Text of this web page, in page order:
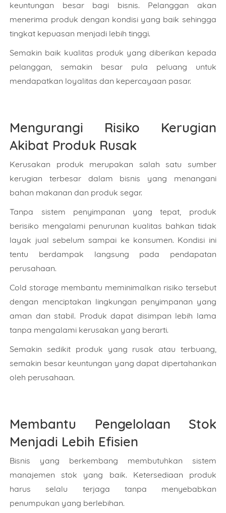
keuntungan besar bagi bisnis. Pelanggan akan
menerima produk dengan kondisi yang baik sehingga
tingkat kepuasan menjadi lebih tinggi.
Semakin baik kualitas produk yang diberikan kepada
pelanggan, semakin besar pula peluang untuk
mendapatkan loyalitas dan kepercayaan pasar.
Mengurangi Risiko Kerugian
Akibat Produk Rusak
Kerusakan produk merupakan salah satu sumber
kerugian terbesar dalam bisnis yang menangani
bahan makanan dan produk segar.
Tanpa sistem penyimpanan yang tepat, produk
berisiko mengalami penurunan kualitas bahkan tidak
layak jual sebelum sampai ke konsumen. Kondisi ini
tentu berdampak langsung pada pendapatan
perusahaan.
Cold storage membantu meminimalkan risiko tersebut
dengan menciptakan lingkungan penyimpanan yang
aman dan stabil. Produk dapat disimpan lebih lama
tanpa mengalami kerusakan yang berarti.
Semakin sedikit produk yang rusak atau terbuang,
semakin besar keuntungan yang dapat dipertahankan
oleh perusahaan.
Membantu Pengelolaan Stok
Menjadi Lebih Efisien
Bisnis yang berkembang membutuhkan sistem
manajemen stok yang baik. Ketersediaan produk
harus selalu terjaga tanpa menyebabkan
penumpukan yang berlebihan.